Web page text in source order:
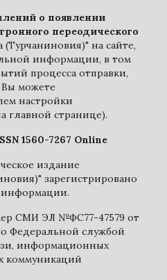
о появлении
переодического
(Турчаниновия)" на сайте,
информации, в том
процесса отправки,
Вы можете
настройки
главной странице).
1560-7267 Online
издание
зарегистрировано
информации.
СМИ ЭЛ №ФС77-47579 от
Федеральной службой
информационных
коммуникаций